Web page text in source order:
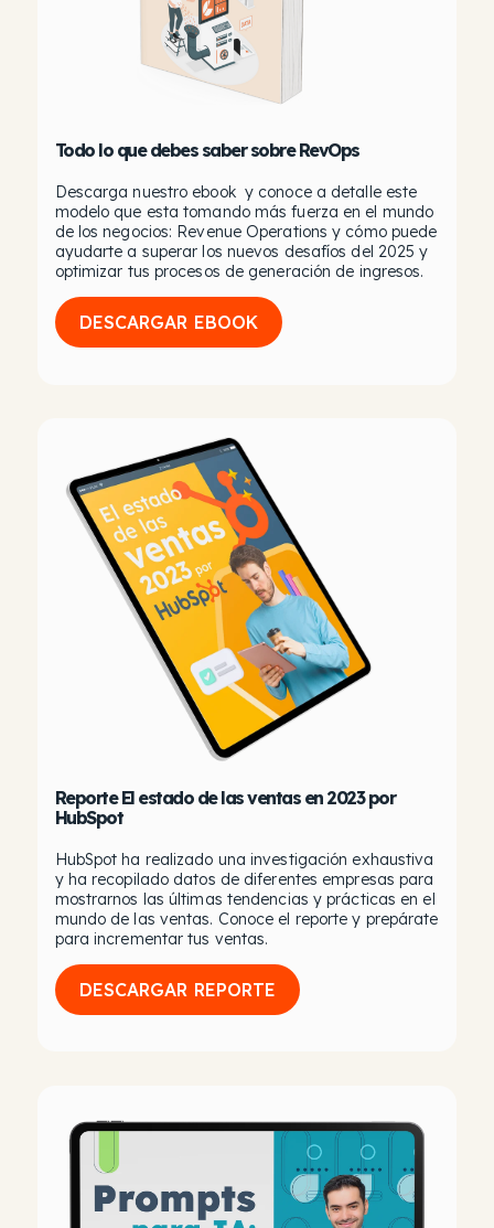
Todo lo que debes saber sobre RevOps
Descarga nuestro ebook y conoce a detalle este
modelo que esta tomando más fuerza en el mundo
de los negocios: Revenue Operations y cómo puede
ayudarte a superar los nuevos desafíos del 2025 y
optimizar tus procesos de generación de ingresos.
DESCARGAR EBOOK
Reporte El estado de las ventas en 2023 por
HubSpot
HubSpot ha realizado una investigación exhaustiva
y ha recopilado datos de diferentes empresas para
mostrarnos las últimas tendencias y prácticas en el
mundo de las ventas. Conoce el reporte y prepárate
para incrementar tus ventas.
DESCARGAR REPORTE